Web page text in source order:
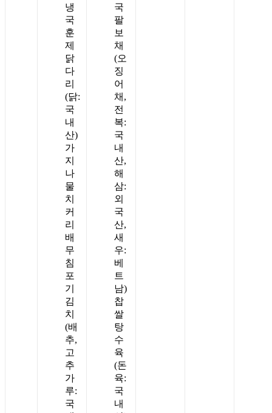
냉
국
훈
제
닭
다
리
(닭:
국
내
산)
가
지
나
물
치
커
리
배
무
침
포
기
김
치
(배
추,
고
추
가
루:
국
국
팔
보
채
(오
징
어
채,
전
복:
국
내
산,
해
삼:
외
국
산,
새
우:
베
트
남)
찹
쌀
탕
수
육
(돈
육:
국
내